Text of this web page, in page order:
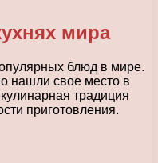
мира
блюд в мире.
нашли свое место в
традиция
приготовления.